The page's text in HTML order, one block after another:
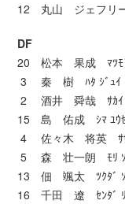
12 丸山 ジェフリー
DF
20 松本 果成 ﾏﾂﾓﾄ
3 秦 樹 ﾊﾀ ｼﾞｭｲ（
2 酒井 舜哉 ｻｶｲ ｼｭ
15 島 佑成 ｼﾏ ﾕｳｾｲ
4 佐々木 将英 ｻｻｷ
5 森 壮一朗 ﾓﾘ ｿｳｲ
13 佃 颯太 ﾂｸﾀﾞ ｿｳ
16 千田 遼 ｾﾝﾀﾞ ﾘｮ